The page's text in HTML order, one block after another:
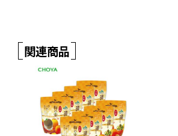
関連商品